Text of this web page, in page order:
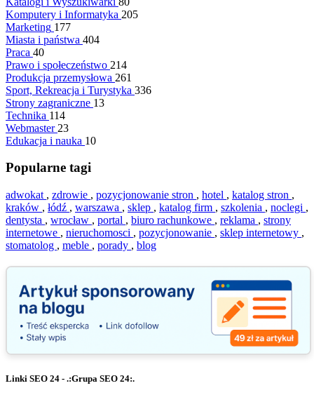
Komputery i Informatyka 205
Marketing 177
Miasta i państwa 404
Praca 40
Prawo i społeczeństwo 214
Produkcja przemysłowa 261
Sport, Rekreacja i Turystyka 336
Strony zagraniczne 13
Technika 114
Webmaster 23
Edukacja i nauka 10
Popularne tagi
adwokat , zdrowie , pozycjonowanie stron , hotel , katalog stron ,
kraków , łódź , warszawa , sklep , katalog firm , szkolenia , noclegi ,
dentysta , wrocław , portal , biuro rachunkowe , reklama , strony
internetowe , nieruchomosci , pozycjonowanie , sklep internetowy ,
stomatolog , meble , porady , blog
Linki SEO 24 - .:Grupa SEO 24:.